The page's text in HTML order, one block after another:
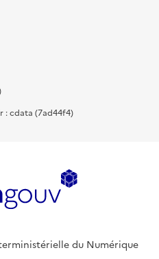
: cdata (7ad44f4)
du Numérique